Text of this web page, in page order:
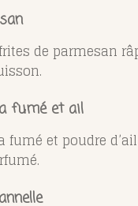
de parmesan
fumé et ail
fumé et poudre